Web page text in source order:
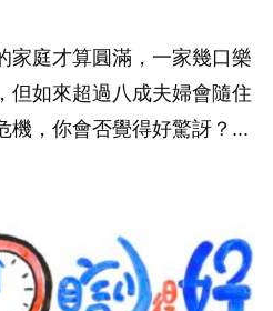
家庭才算圓滿，一家幾口樂
但如來超過八成夫婦會隨住
機，你會否覺得好驚訝？...